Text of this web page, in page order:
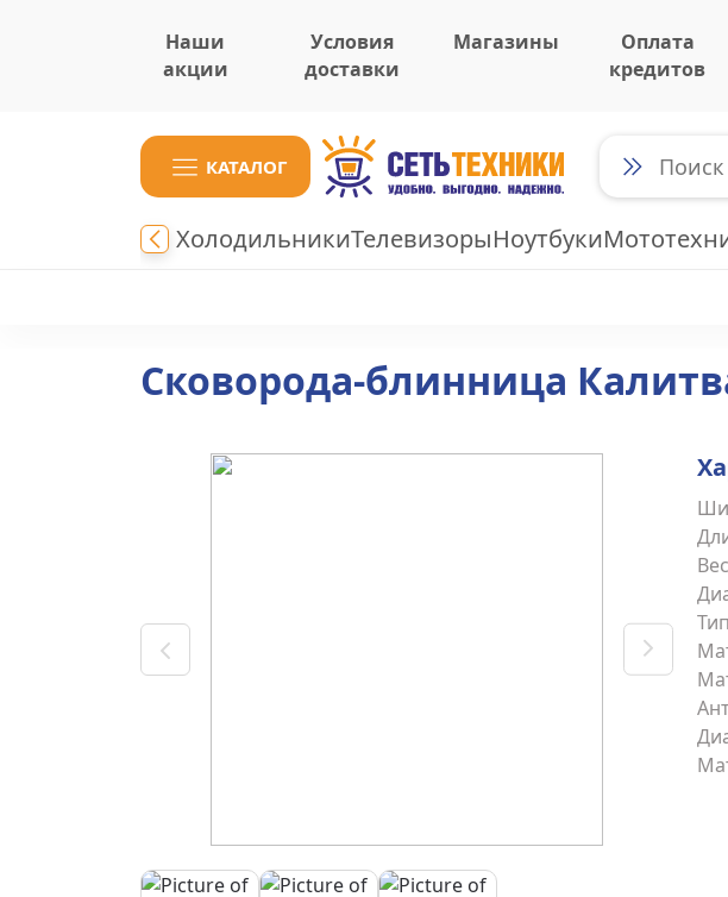
Наши
акции
Условия
доставки
Магазины
Оплата
кредитов
КАТАЛОГ
ХолодильникиТелевизорыНоутбуки
Сковорода-блинница
Вес